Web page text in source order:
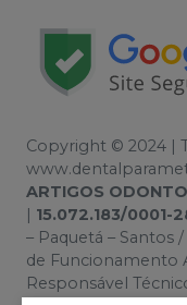
Copyright © 2024 |
ARTIGOS
| 15.072.183/0001-
– Paquetá – Santos
de Funcionamento
Responsável